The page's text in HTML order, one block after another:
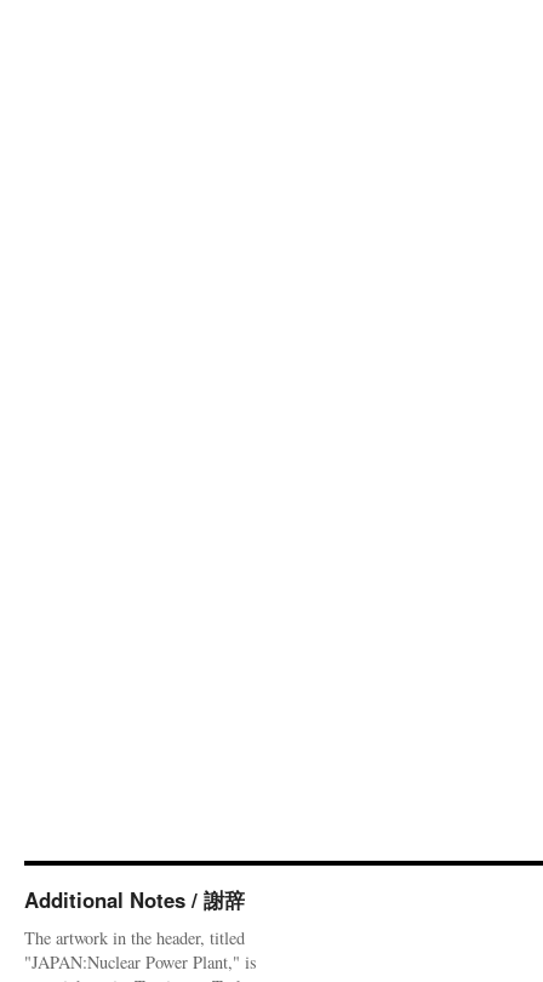
Additional Notes / 謝辞
The artwork in the header, titled
"JAPAN:Nuclear Power Plant," is